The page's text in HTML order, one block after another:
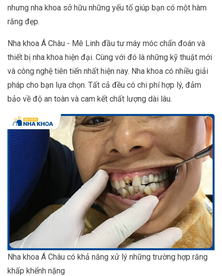
nhưng nha khoa sở hữu những yếu tố giúp bạn có một hàm
răng đẹp.
Nha khoa Á Châu - Mê Linh đầu tư máy móc chẩn đoán và
thiết bị nha khoa hiện đại. Cùng với đó là những kỹ thuật mới
và công nghệ tiên tiến nhất hiện nay. Nha khoa có nhiều giải
pháp cho bạn lựa chọn. Tất cả đều có chi phí hợp lý, đảm
bảo về độ an toàn và cam kết chất lượng dài lâu.
Nha khoa Á Châu có khả năng xử lý những trường hợp răng
khấp khểnh nặng